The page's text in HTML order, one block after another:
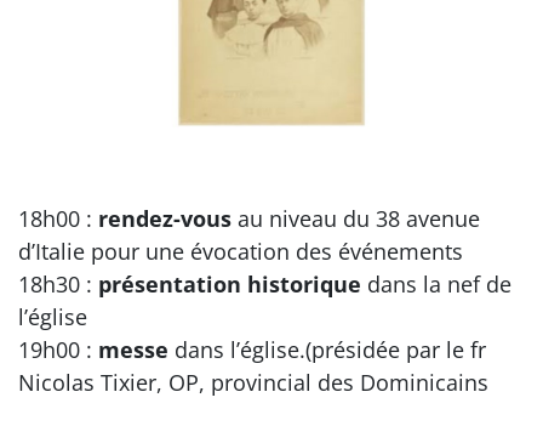
18h00 : rendez-vous au niveau du 38 avenue
d’Italie pour une évocation des événements
18h30 : présentation historique dans la nef de
l’église
19h00 : messe dans l’église.(présidée par le fr
Nicolas Tixier, OP, provincial des Dominicains